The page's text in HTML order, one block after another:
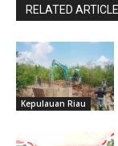
RELATED
Kepulauan Riau